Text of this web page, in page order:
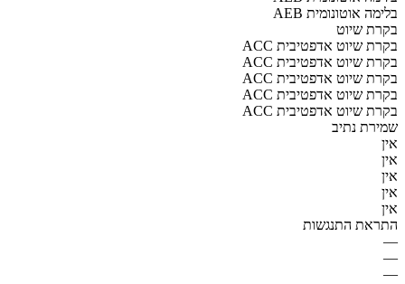
AEB בלימה אוטונומית
בקרת שיוט
ACC בקרת שיוט אדפטיבית
ACC בקרת שיוט אדפטיבית
ACC בקרת שיוט אדפטיבית
ACC בקרת שיוט אדפטיבית
ACC בקרת שיוט אדפטיבית
שמירת נתיב
אין
אין
אין
אין
אין
התראת התנגשות
—
—
—